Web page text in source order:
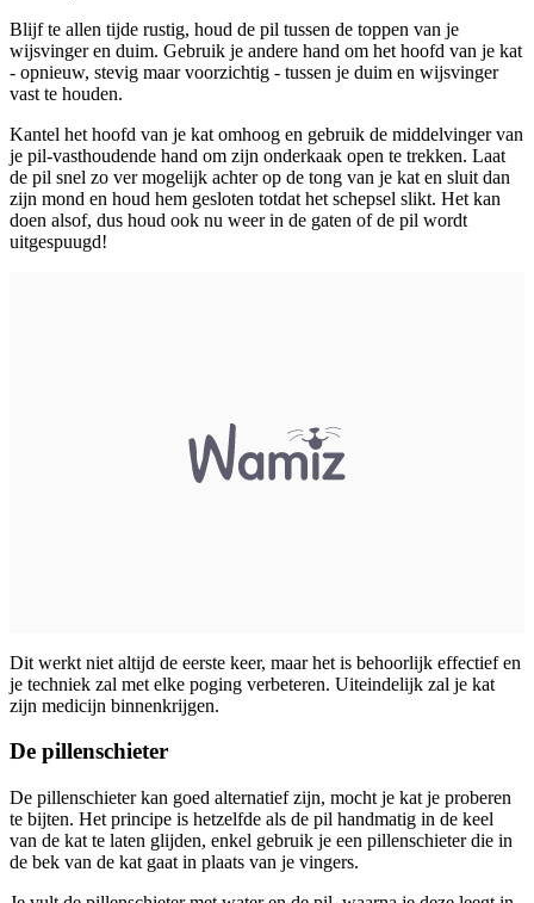
Blijf te allen tijde rustig, houd de pil tussen de toppen van je
wijsvinger en duim. Gebruik je andere hand om het hoofd van je kat
- opnieuw, stevig maar voorzichtig - tussen je duim en wijsvinger
vast te houden.
Kantel het hoofd van je kat omhoog en gebruik de middelvinger van
je pil-vasthoudende hand om zijn onderkaak open te trekken. Laat
de pil snel zo ver mogelijk achter op de tong van je kat en sluit dan
zijn mond en houd hem gesloten totdat het schepsel slikt. Het kan
doen alsof, dus houd ook nu weer in de gaten of de pil wordt
uitgespuugd!
Dit werkt niet altijd de eerste keer, maar het is behoorlijk effectief en
je techniek zal met elke poging verbeteren. Uiteindelijk zal je kat
zijn medicijn binnenkrijgen.
De pillenschieter
De pillenschieter kan goed alternatief zijn, mocht je kat je proberen
te bijten. Het principe is hetzelfde als de pil handmatig in de keel
van de kat te laten glijden, enkel gebruik je een pillenschieter die in
de bek van de kat gaat in plaats van je vingers.